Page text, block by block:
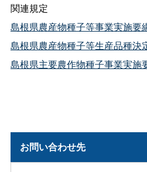
関連規定
島根県農産物種子等事業実施要
島根県農産物種子等生産品種決
島根県主要農作物種子事業実施
お問い合わせ先